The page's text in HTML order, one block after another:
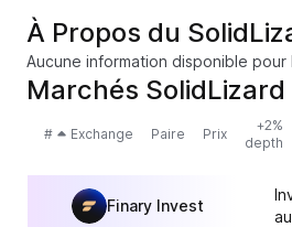
À Propos du
Aucune information disponible pour
Marchés SolidLizard
# Exchange Paire Prix
+2%
depth
Finary Invest